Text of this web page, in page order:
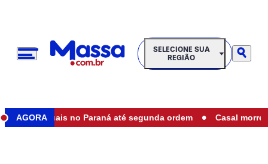
SELECIONE SUA REGIÃO
SELECIONE SUA
REGIÃO
AGORA
estaduais no Paraná até segunda ordem • Casal morre